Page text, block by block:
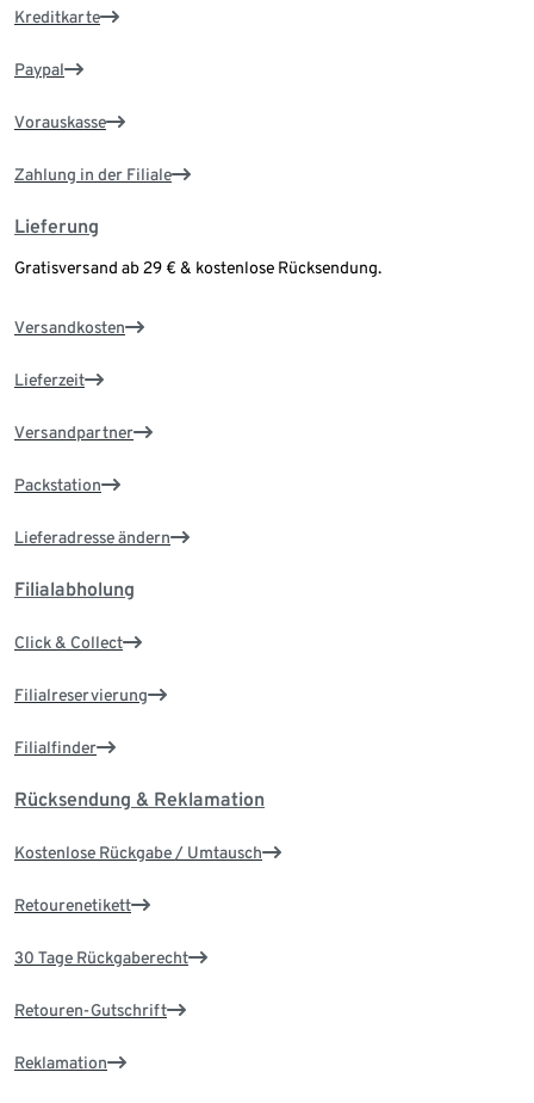
Kreditkarte
Paypal
Vorauskasse
Zahlung in der Filiale
Lieferung
Gratisversand ab 29 € & kostenlose Rücksendung.
Versandkosten
Lieferzeit
Versandpartner
Packstation
Lieferadresse ändern
Filialabholung
Click & Collect
Filialreservierung
Filialfinder
Rücksendung & Reklamation
Kostenlose Rückgabe / Umtausch
Retourenetikett
30 Tage Rückgaberecht
Retouren-Gutschrift
Reklamation